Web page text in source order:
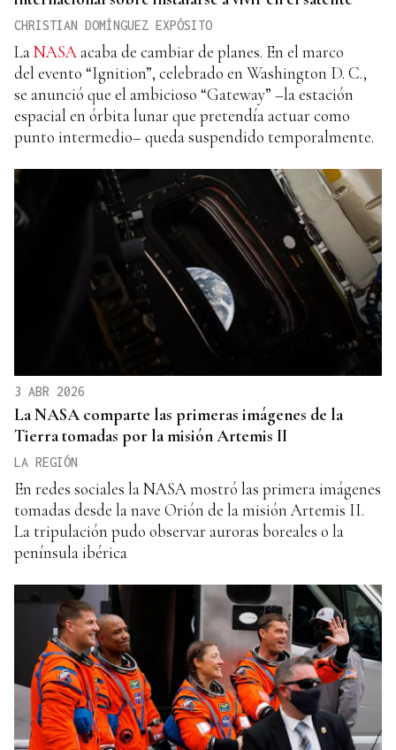
CHRISTIAN DOMÍNGUEZ EXPÓSITO
LaNASAacaba de cambiar de planes. En el marco
del evento “Ignition”, celebrado en Washington D. C.,
se anunció que el ambicioso “Gateway” –la estación
espacial en órbita lunar que pretendía actuar como
punto intermedio– queda suspendido temporalmente.
3 ABR 2026
La NASA comparte las primeras imágenes de la
Tierra tomadas por la misión Artemis II
LA REGIÓN
En redes sociales la NASA mostró las primera imágenes
tomadas desde la nave Orión de la misión Artemis II.
La tripulación pudo observar auroras boreales o la
península ibérica